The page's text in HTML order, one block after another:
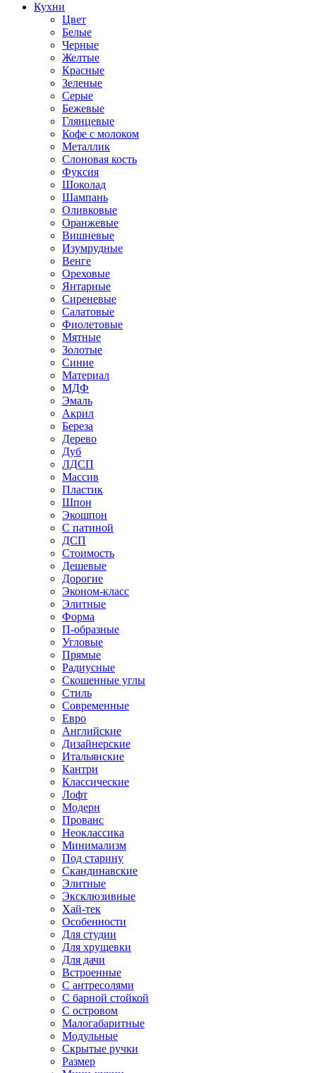
Кухни
Цвет
Белые
Черные
Желтые
Красные
Зеленые
Серые
Бежевые
Глянцевые
Кофе с молоком
Металлик
Слоновая кость
Фуксия
Шоколад
Шампань
Оливковые
Оранжевые
Вишневые
Изумрудные
Венге
Ореховые
Янтарные
Сиреневые
Салатовые
Фиолетовые
Мятные
Золотые
Синие
Материал
МДФ
Эмаль
Акрил
Береза
Дерево
Дуб
ЛДСП
Массив
Пластик
Шпон
Экошпон
С патиной
ДСП
Стоимость
Дешевые
Дорогие
Эконом-класс
Элитные
Форма
П-образные
Угловые
Прямые
Радиусные
Скошенные углы
Стиль
Современные
Евро
Английские
Дизайнерские
Итальянские
Кантри
Классические
Лофт
Модерн
Прованс
Неоклассика
Минимализм
Под старину
Скандинавские
Элитные
Эксклюзивные
Хай-тек
Особенности
Для студии
Для хрущевки
Для дачи
Встроенные
С антресолями
С барной стойкой
С островом
Малогабаритные
Модульные
Скрытые ручки
Размер